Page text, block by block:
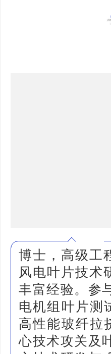
博士，高级工
风电叶片技术
丰富经验。参
电机组叶片测
高性能玻纤拉
心技术攻关及